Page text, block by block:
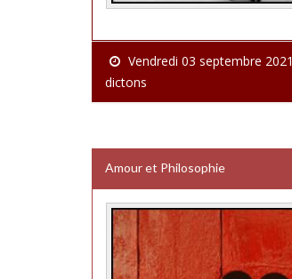
Vendredi 03 septembre 2021
dictons
Amour et Philosophie